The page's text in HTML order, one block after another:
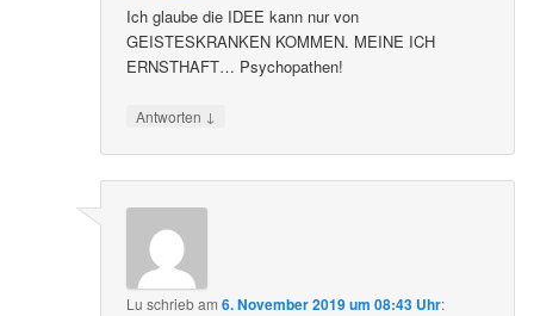
Ich glaube die IDEE kann nur von
GEISTESKRANKEN KOMMEN. MEINE ICH
ERNSTHAFT… Psychopathen!
Antworten ↓
Lu schriebam6. November 2019 um 08:43 Uhr: